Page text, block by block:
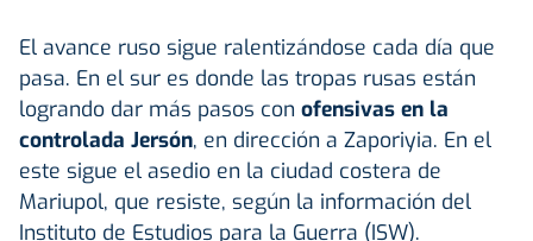
El avance ruso sigue ralentizándose cada día que
pasa. En el sur es donde las tropas rusas están
logrando dar más pasos con ofensivas en la
controlada Jersón, en dirección a Zaporiyia. En el
este sigue el asedio en la ciudad costera de
Mariupol, que resiste, según la información del
Instituto de Estudios para la Guerra (ISW).